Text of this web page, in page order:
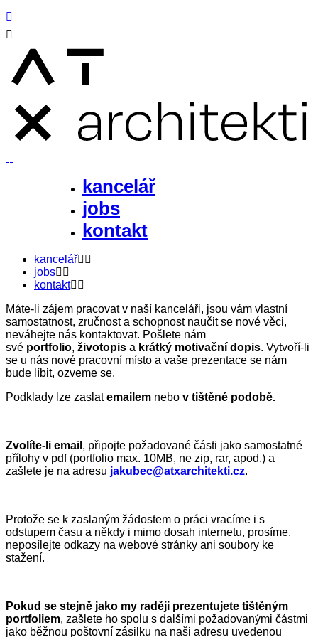
kancelář
jobs
kontakt
kancelář
jobs
kontakt
Máte-li zájem pracovat v naší kanceláři, jsou vám vlastní
samostatnost, zručnost a schopnost naučit se nové věci,
neváhejte nás kontaktovat. Pošlete nám
své portfolio, životopis a krátký motivační dopis. Vytvoří-li
se u nás nové pracovní místo a vaše prezentace se nám
bude líbit, ozveme se.
Podklady lze zaslatemailem nebo v tištěné podobě.
Zvolíte-li email , připojte požadované části jako samostatné
přílohy v pdf (portfolio max. 10MB, ne zip, rar, apod.) a
zašlete je na adresu jakubec@atxarchitekti.cz.
Protože se k zaslaným žádostem o práci vracíme i s
odstupem času a někdy i mimo dosah internetu, prosíme,
neposílejte odkazy na webové stránky ani soubory ke
stažení.
Pokud se stejně jako my raději prezentujete tištěným
portfoliem, zašlete ho spolu s dalšími požadovanými částmi
jako běžnou poštovní zásilku na naši adresu uvedenou